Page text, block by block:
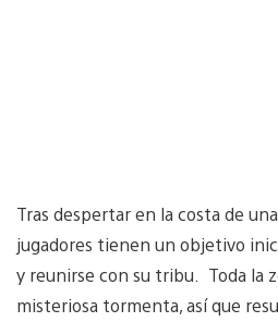
Tras despertar en la costa de
jugadores tienen un objetivo
y reunirse con su tribu. Toda la
misteriosa tormenta, así que